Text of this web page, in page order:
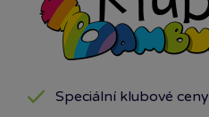
Speciální klubové ceny